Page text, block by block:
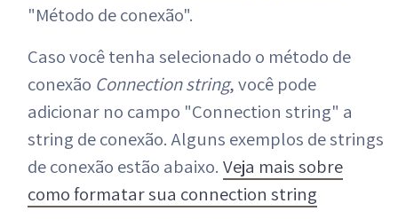
"Método de conexão".
Caso você tenha selecionado o método de
conexão Connection string, você pode
adicionar no campo "Connection string" a
string de conexão. Alguns exemplos de strings
de conexão estão abaixo. Veja mais sobre
como formatar sua connection string